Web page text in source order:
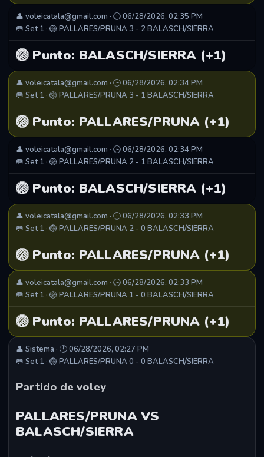
👤 voleicatala@gmail.com · 🕒 06/28/2026, 02:35 PM
🥅 Set 1 · 🏐 PALLARES/PRUNA 3 - 2 BALASCH/SIERRA
🏐 Punto: BALASCH/SIERRA (+1)
👤 voleicatala@gmail.com · 🕒 06/28/2026, 02:34 PM
🥅 Set 1 · 🏐 PALLARES/PRUNA 3 - 1 BALASCH/SIERRA
🏐 Punto: PALLARES/PRUNA (+1)
👤 voleicatala@gmail.com · 🕒 06/28/2026, 02:34 PM
🥅 Set 1 · 🏐 PALLARES/PRUNA 2 - 1 BALASCH/SIERRA
🏐 Punto: BALASCH/SIERRA (+1)
👤 voleicatala@gmail.com · 🕒 06/28/2026, 02:33 PM
🥅 Set 1 · 🏐 PALLARES/PRUNA 2 - 0 BALASCH/SIERRA
🏐 Punto: PALLARES/PRUNA (+1)
👤 voleicatala@gmail.com · 🕒 06/28/2026, 02:33 PM
🥅 Set 1 · 🏐 PALLARES/PRUNA 1 - 0 BALASCH/SIERRA
🏐 Punto: PALLARES/PRUNA (+1)
👤 Sistema · 🕒 06/28/2026, 02:27 PM
🥅 Set 1 · 🏐 PALLARES/PRUNA 0 - 0 BALASCH/SIERRA
Partido de voley
PALLARES/PRUNA VS
BALASCH/SIERRA